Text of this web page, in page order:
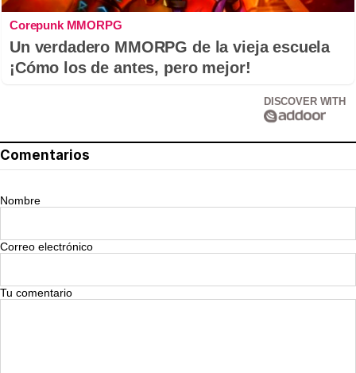
Corepunk MMORPG
Un verdadero MMORPG de la vieja escuela
¡Cómo los de antes, pero mejor!
DISCOVER WITH
Comentarios
Nombre
Correo electrónico
Tu comentario